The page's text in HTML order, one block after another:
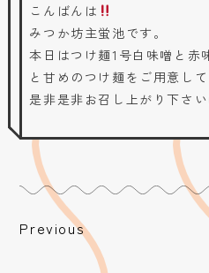
こんばんは
みつか坊主蛍池です。
本日はつけ麺1号白味噌と赤
と甘めのつけ麺をご用意し
是非是非お召し上がり下さ
Previous